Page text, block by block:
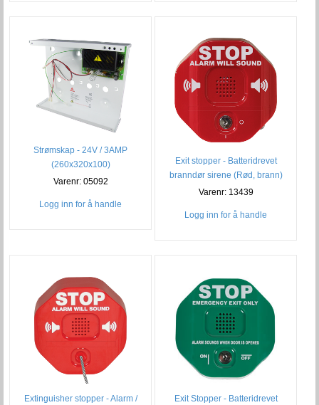
Strømskap - 24V / 3AMP
(260x320x100)
Varenr: 05092
Logg inn for å handle
Exit stopper - Batteridrevet
branndør sirene (Rød, brann)
Varenr: 13439
Logg inn for å handle
Extinguisher stopper - Alarm /
Exit Stopper - Batteridrevet